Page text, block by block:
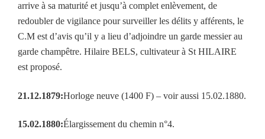
arrive à sa maturité et jusqu’à complet enlèvement, de
redoubler de vigilance pour surveiller les délits y afférents, le
C.M est d’avis qu’il y a lieu d’adjoindre un garde messier au
garde champêtre. Hilaire BELS, cultivateur à St HILAIRE
est proposé.
21.12.1879:Horloge neuve (1400 F) – voir aussi 15.02.1880.
15.02.1880:Élargissement du chemin n°4.